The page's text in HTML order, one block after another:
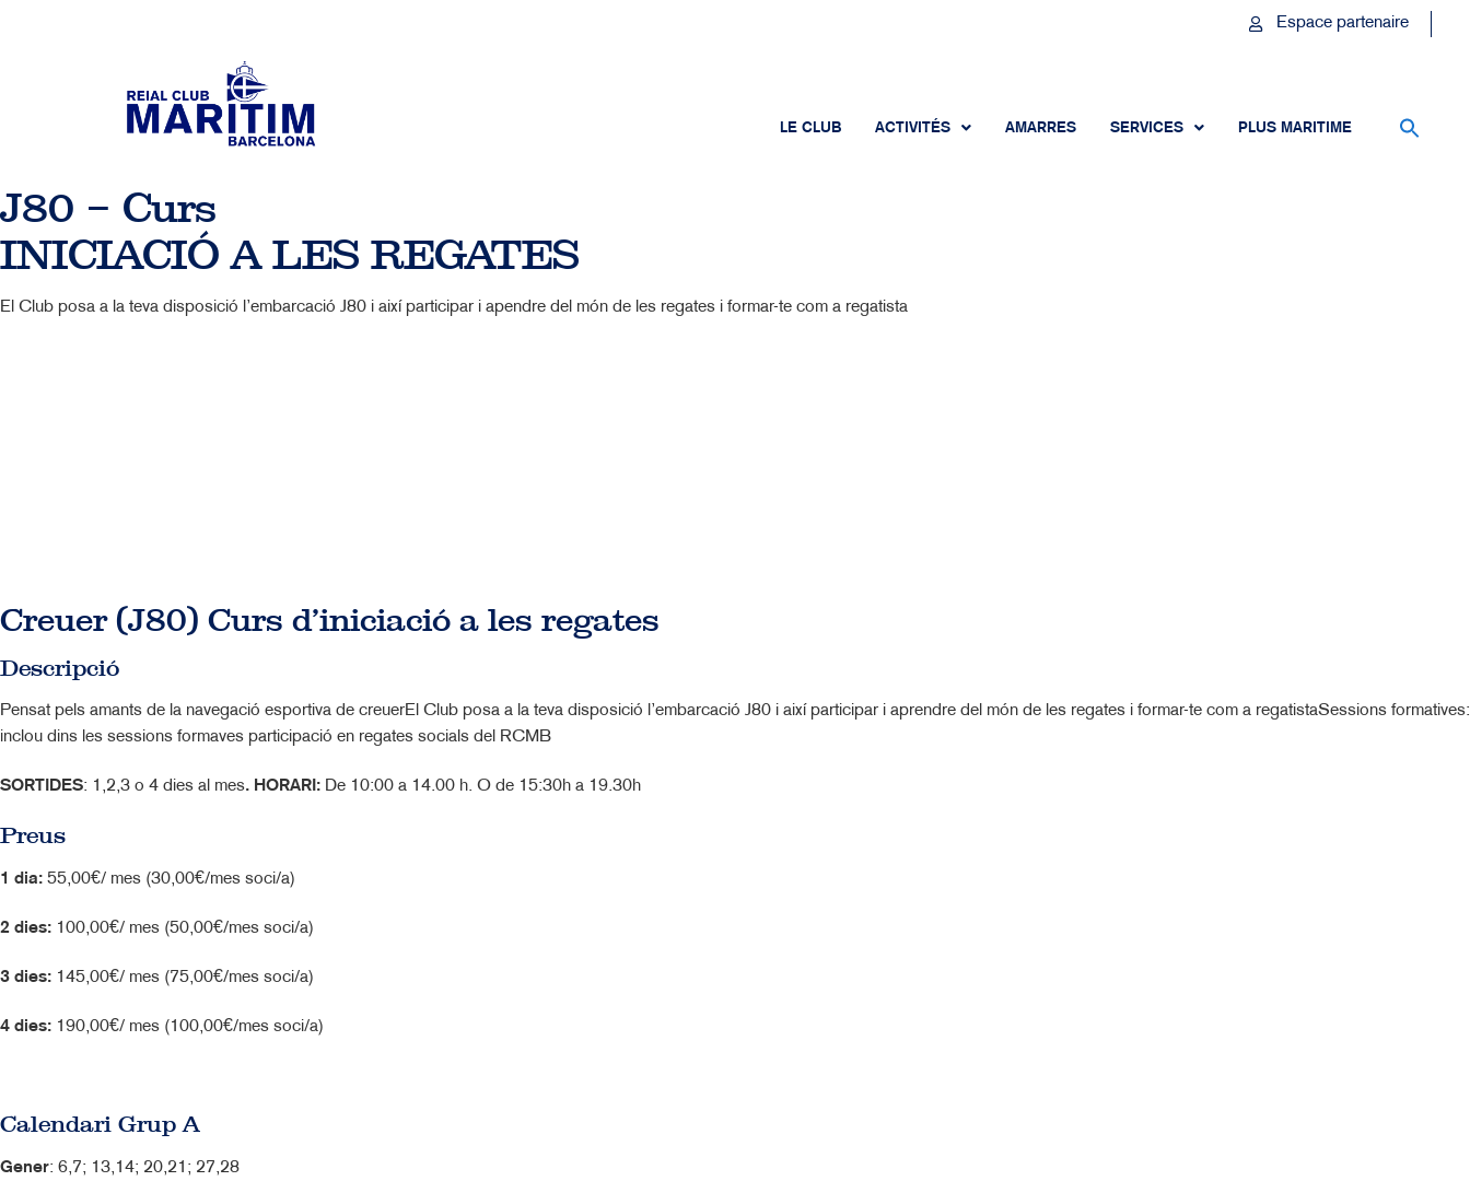
Espace partenaire
LE CLUB ACTIVITÉS AMARRES SERVICES PLUS MARITIME
J80 – Curs
INICIACIÓ A LES REGATES
El Club posa a la teva disposició l’embarcació J80 i així participar i apendre del món de les regates i formar-te com a regatista
Creuer (J80)​ Curs d’iniciació a les regates
Descripció
Pensat pels amants de la navegació esportiva de creuerEl Club posa a la teva disposició l’embarcació J80 i així participar i aprendre del món de les regates i formar-te com a regatistaSessions formatives:
inclou dins les sessions formaves participació en regates socials del RCMB
SORTIDES: 1,2,3 o 4 dies al mes. HORARI: De 10:00 a 14.00 h. O de 15:30h a 19.30h
Preus
1 dia: 55,00€/ mes (30,00€/mes soci/a)
2 dies: 100,00€/ mes (50,00€/mes soci/a)
3 dies: 145,00€/ mes (75,00€/mes soci/a)
4 dies: 190,00€/ mes (100,00€/mes soci/a)
Calendari Grup A
Gener: 6,7; 13,14; 20,21; 27,28